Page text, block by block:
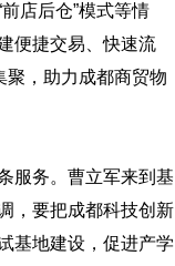
店后仓”模式等情
便捷交易、快速流
聚，助力成都商贸物
服务。曹立军来到基
，要把成都科技创新
基地建设，促进产学